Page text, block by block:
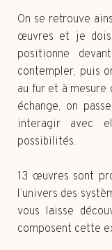
On se retrouve
œuvres et je dois
positionne
contempler, puis
au fur et à mesure
échange, on
interagir avec
possibilités.
13 œuvres sont
l’univers des
vous laisse
composent cette